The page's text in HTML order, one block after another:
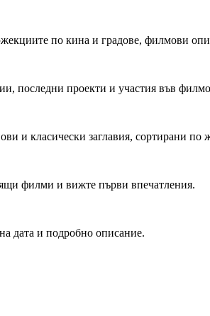
по кина и градове, филмови
последни проекти и участия във
и класически заглавия, сортирани по
филми и вижте първи впечатления.
дата и подробно описание.